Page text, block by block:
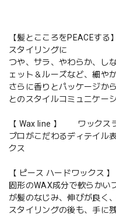
【髪とこころをPEACEす
スタイリングに
つや、サラ、やわらか、し
ェット＆ルーズなど、細や
さらに香りとパッケージか
とのスタイルコミュニケー
【 Wax line 】 ワックス
プロがこだわるディテイル
クス
【 ピース ハードワックス 】
固形のWAX成分で軟らかい
が髪のなじみ、伸びが良く
スタイリングの後も、手に